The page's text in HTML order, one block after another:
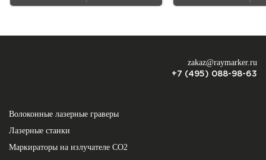
zakaz@raymarker.ru
+7 (495) 088-98-63
Волоконные лазерные граверы
Лазерные станки
Маркираторы на излучателе СО2